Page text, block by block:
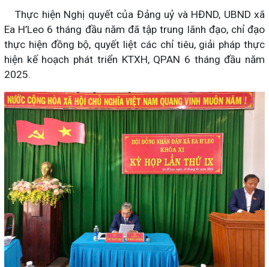
Thực hiện Nghị quyết của Đảng uỷ và HĐND, UBND xã
Ea H’Leo 6 tháng đầu năm đã tập trung lãnh đạo, chỉ đạo
thực hiện đồng bộ, quyết liệt các chỉ tiêu, giải pháp thực
hiện kế hoạch phát triển KTXH, QPAN 6 tháng đầu năm
2025.